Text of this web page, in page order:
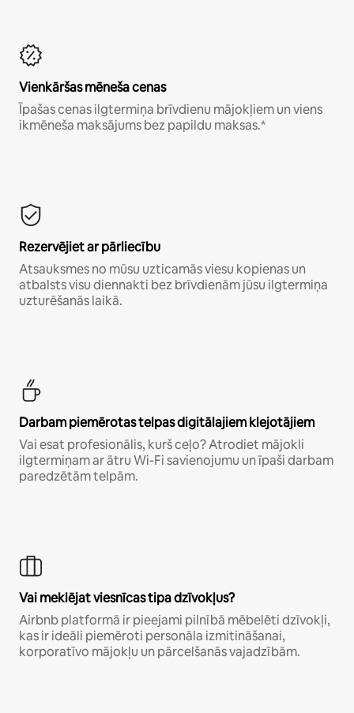
Vienkāršas mēneša cenas
Īpašas cenas ilgtermiņa brīvdienu mājokļiem un viens
ikmēneša maksājums bez papildu maksas.*
Rezervējiet ar pārliecību
Atsauksmes no mūsu uzticamās viesu kopienas un
atbalsts visu diennakti bez brīvdienām jūsu ilgtermiņa
uzturēšanās laikā.
Darbam piemērotas telpas digitālajiem klejotājiem
Vai esat profesionālis, kurš ceļo? Atrodiet mājokli
ilgtermiņam ar ātru Wi-Fi savienojumu un īpaši darbam
paredzētām telpām.
Vai meklējat viesnīcas tipa dzīvokļus?
Airbnb platformā ir pieejami pilnībā mēbelēti dzīvokļi,
kas ir ideāli piemēroti personāla izmitināšanai,
korporatīvo mājokļu un pārcelšanās vajadzībām.